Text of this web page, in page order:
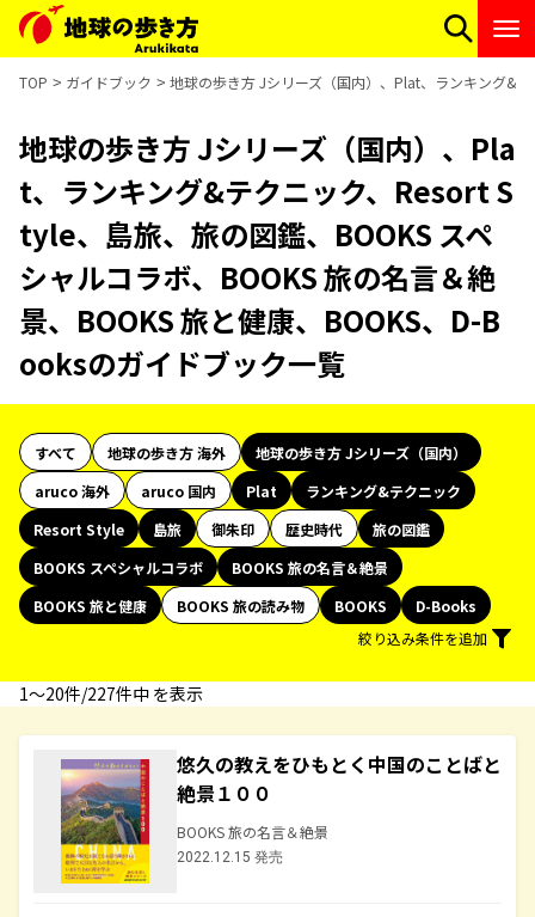
TOP ガイドブック 地球の歩き方 Jシリーズ（国内）、Plat、ランキング&
地球の歩き方 Jシリーズ（国内）、Pla
t、ランキング&テクニック、Resort S
tyle、島旅、旅の図鑑、BOOKS スペ
シャルコラボ、BOOKS 旅の名言＆絶
景、BOOKS 旅と健康、BOOKS、D-B
ooksのガイドブック一覧
すべて 地球の歩き方 海外
地球の歩き方 Jシリーズ（国内）
aruco 海外
aruco 国内 Plat
ランキング&テクニック
Resort Style
島旅 御朱印 歴史時代
旅の図鑑
BOOKS スペシャルコラボ
BOOKS 旅の名言＆絶景
BOOKS 旅と健康
BOOKS 旅の読み物 BOOKS
D-Books
絞り込み条件を追加
1〜20件/227件中 を表示
悠久の教えをひもとく中国のことばと
絶景１００
BOOKS 旅の名言＆絶景
2022.12.15 発売